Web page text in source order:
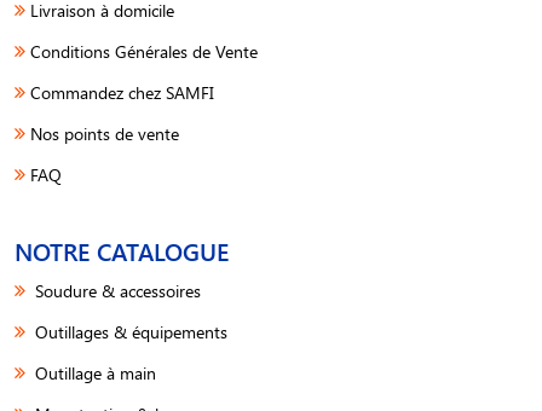
Livraison à domicile
Conditions Générales de Vente
Commandez chez SAMFI
Nos points de vente
FAQ
NOTRE CATALOGUE
Soudure & accessoires
Outillages & équipements
Outillage à main